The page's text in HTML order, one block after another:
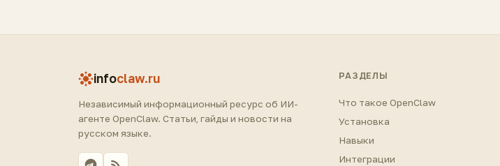
infoclaw.ru
Независимый информационный ресурс об ИИ-
агенте OpenClaw. Статьи, гайды и новости на
русском языке.
РАЗДЕЛЫ
Что такое OpenClaw
Установка
Навыки
Интеграции